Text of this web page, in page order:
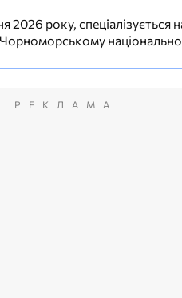
року, спеціалізується
РЕКЛАМА